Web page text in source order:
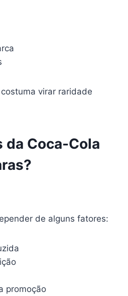
virar raridade
Coca-Cola
de alguns fatores:
promoção